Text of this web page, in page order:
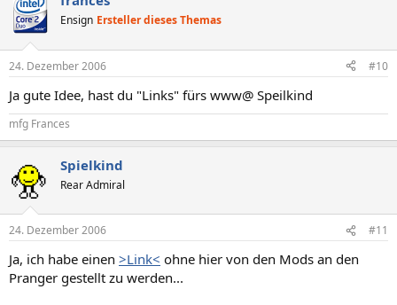
Ensign Ersteller dieses Themas
24. Dezember 2006 #10
Ja gute Idee, hast du "Links" fürs www@ Speilkind
mfg Frances
Spielkind
Rear Admiral
24. Dezember 2006 #11
Ja, ich habe einen >Link< ohne hier von den Mods an den
Pranger gestellt zu werden...